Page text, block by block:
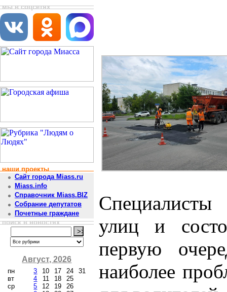
мы в соцсетях
наши проекты
Сайт города Miass.ru
Miass.info
Справочник Miass.BIZ
Собрание депутатов
Почетные граждане
поиск в новостях
Август, 2026
пн
вт
ср
3
4
5
10
11
12
17
18
19
24
25
26
31
Специалисты
улиц и
первую
наиболее